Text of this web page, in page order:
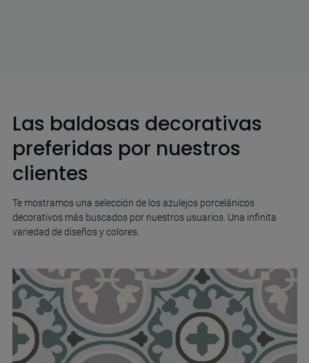
Las baldosas decorativas
preferidas por nuestros
clientes
Te mostramos una selección de los azulejos porcelánicos
decorativos más buscados por nuestros usuarios. Una infinita
variedad de diseños y colores.